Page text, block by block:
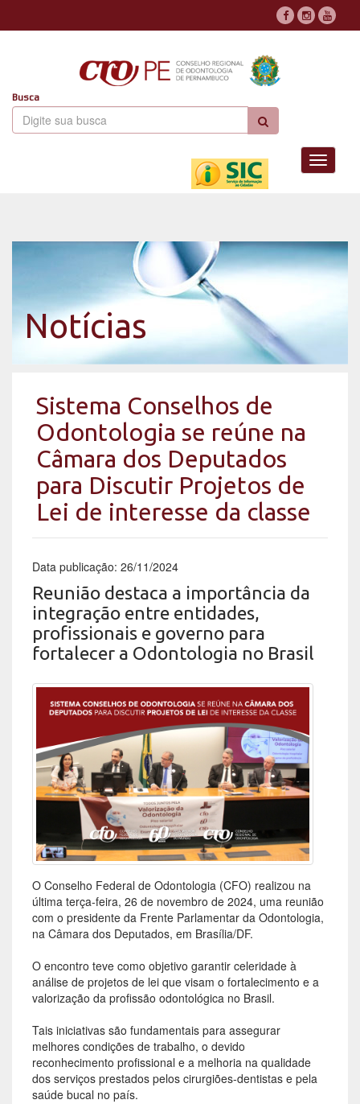
Busca
Toggle
Notícias
Sistema Conselhos de
Odontologia se reúne na
Câmara dos Deputados
para Discutir Projetos de
Lei de interesse da classe
Data publicação: 26/11/2024
Reunião destaca a importância da
integração entre entidades,
profissionais e governo para
fortalecer a Odontologia no Brasil
O Conselho Federal de Odontologia (CFO) realizou na
última terça-feira, 26 de novembro de 2024, uma reunião
com o presidente da Frente Parlamentar da Odontologia,
na Câmara dos Deputados, em Brasília/DF.
O encontro teve como objetivo garantir celeridade à
análise de projetos de lei que visam o fortalecimento e a
valorização da profissão odontológica no Brasil.
Tais iniciativas são fundamentais para assegurar
melhores condições de trabalho, o devido
reconhecimento profissional e a melhoria na qualidade
dos serviços prestados pelos cirurgiões-dentistas e pela
saúde bucal no país.